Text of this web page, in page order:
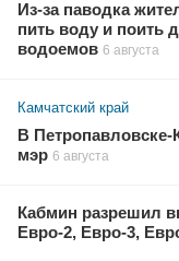
Из-за паводка
пить воду и поить
водоемов 6 августа
Камчатский край
В
мэр 6 августа
Кабмин разрешил
Евро-2, Евро-3,